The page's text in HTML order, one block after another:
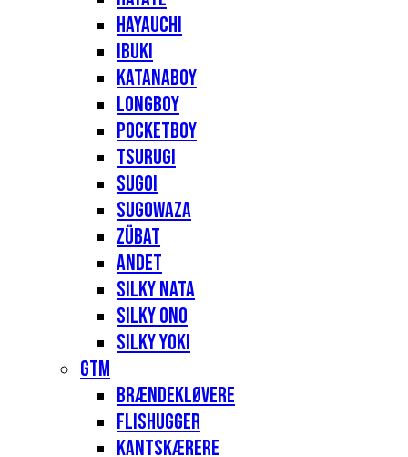
Hayauchi
Ibuki
Katanaboy
Longboy
Pocketboy
Tsurugi
Sugoi
Sugowaza
Zübat
Andet
Silky Nata
Silky Ono
Silky Yoki
GTM
Brændekløvere
Flishugger
Kantskærere